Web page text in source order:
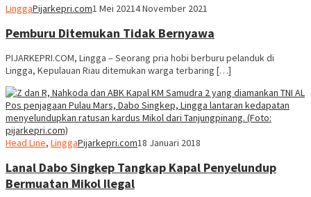
LinggaPijarkepri.com1 Mei 20214 November 2021
Pemburu Ditemukan Tidak Bernyawa
PIJARKEPRI.COM, Lingga – Seorang pria hobi berburu pelanduk di
Lingga, Kepulauan Riau ditemukan warga terbaring […]
Head Line, LinggaPijarkepri.com18 Januari 2018
Lanal Dabo Singkep Tangkap Kapal Penyelundup
Bermuatan Mikol Ilegal